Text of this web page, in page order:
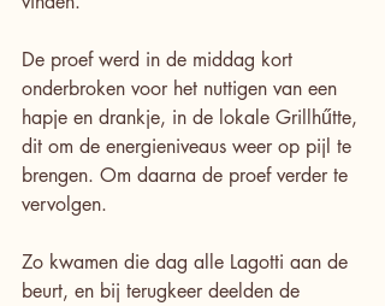
De proef werd in de middag kort
onderbroken voor het nuttigen van een
hapje en drankje, in de lokale Grillhűtte,
dit om de energieniveaus weer op pijl te
brengen. Om daarna de proef verder te
vervolgen.
Zo kwamen die dag alle Lagotti aan de
beurt, en bij terugkeer deelden de